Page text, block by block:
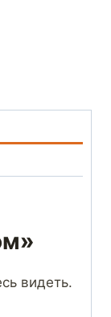
видеть.